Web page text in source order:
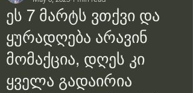
ეს 7 მარტს ვთქვი და
ყურადღება არავინ
მომაქცია, დღეს კი
ყველა გადაირია